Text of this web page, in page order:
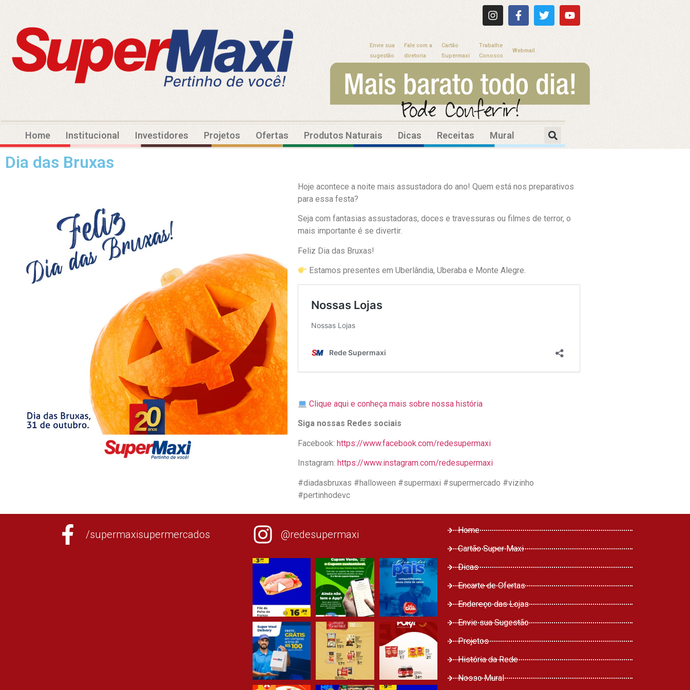
Envie sua
sugestão
Fale com a
diretoria
Cartão
Supermaxi
Trabalhe
Conosco
Webmail
Home Institucional Investidores Projetos Ofertas Produtos Naturais Dicas Receitas Mural
Dia das Bruxas
Hoje acontece a noite mais assustadora do ano! Quem está nos preparativos
para essa festa?
Seja com fantasias assustadoras, doces e travessuras ou filmes de terror, o
mais importante é se divertir.
Feliz Dia das Bruxas!
Estamos presentes em Uberlândia, Uberaba e Monte Alegre.
Clique aqui e conheça mais sobre nossa história
Siga nossas Redes sociais
Facebook: https://www.facebook.com/redesupermaxi
Instagram: https://www.instagram.com/redesupermaxi
#diadasbruxas #halloween #supermaxi #supermercado #vizinho
#pertinhodevc
/supermaxisupermercados @redesupermaxi
Home
Cartão Super Maxi
Dicas
Encarte de Ofertas
Endereço das Lojas
Envie sua Sugestão
Projetos
História da Rede
Nosso Mural